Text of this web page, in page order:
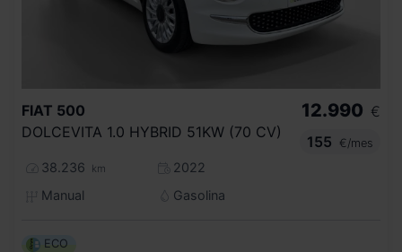
FIAT 500
DOLCEVITA 1.0 HYBRID 51KW (70 CV)
38.236 km
2022
Manual
Gasolina
12.990 €
155
€/mes
ECO